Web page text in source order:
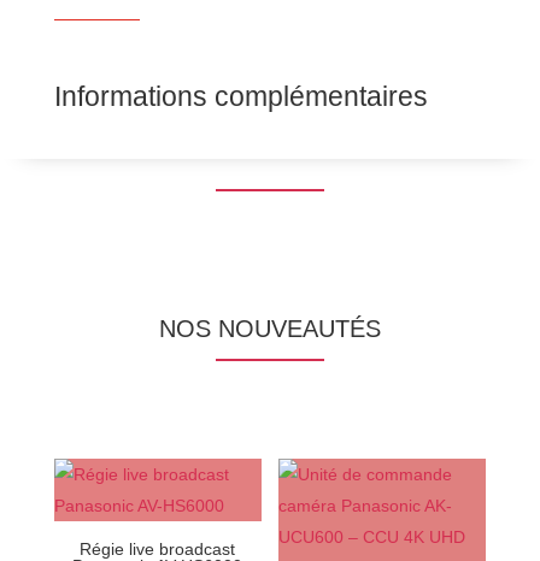
Informations complémentaires
NOS NOUVEAUTÉS
Régie live broadcast